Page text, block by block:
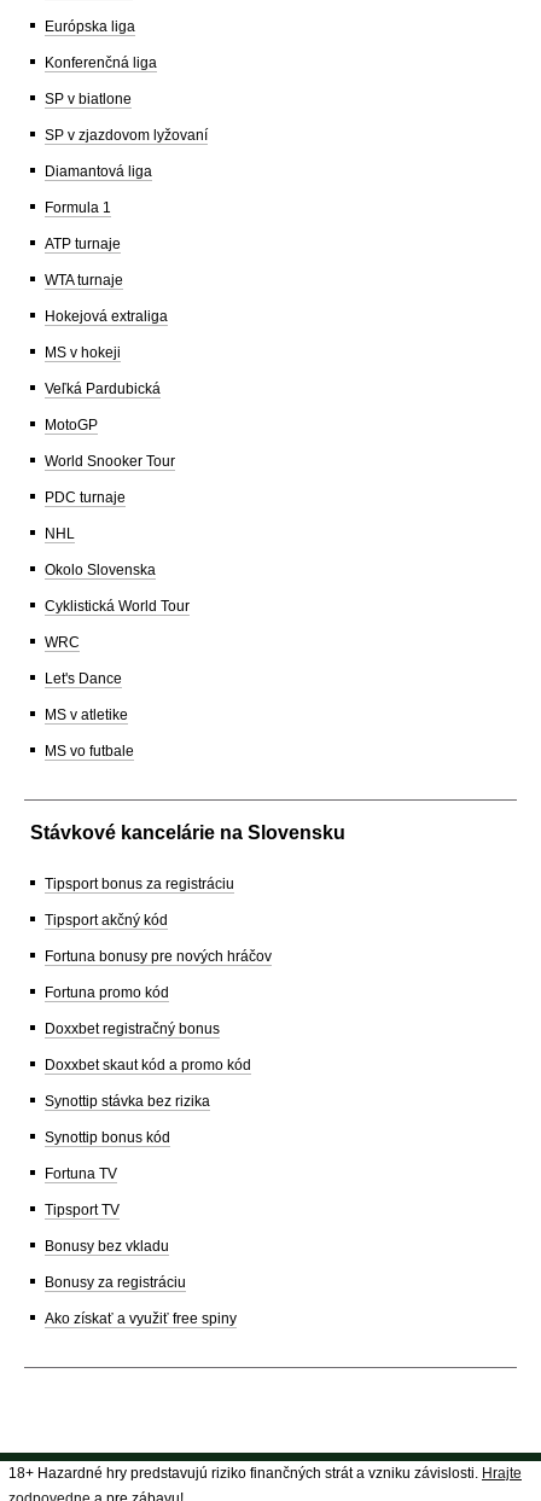
Európska liga
Konferenčná liga
SP v biatlone
SP v zjazdovom lyžovaní
Diamantová liga
Formula 1
ATP turnaje
WTA turnaje
Hokejová extraliga
MS v hokeji
Veľká Pardubická
MotoGP
World Snooker Tour
PDC turnaje
NHL
Okolo Slovenska
Cyklistická World Tour
WRC
Let's Dance
MS v atletike
MS vo futbale
Stávkové kancelárie na Slovensku
Tipsport bonus za registráciu
Tipsport akčný kód
Fortuna bonusy pre nových hráčov
Fortuna promo kód
Doxxbet registračný bonus
Doxxbet skaut kód a promo kód
Synottip stávka bez rizika
Synottip bonus kód
Fortuna TV
Tipsport TV
Bonusy bez vkladu
Bonusy za registráciu
Ako získať a využiť free spiny
18+ Hazardné hry predstavujú riziko finančných strát a vzniku závislosti. Hrajte